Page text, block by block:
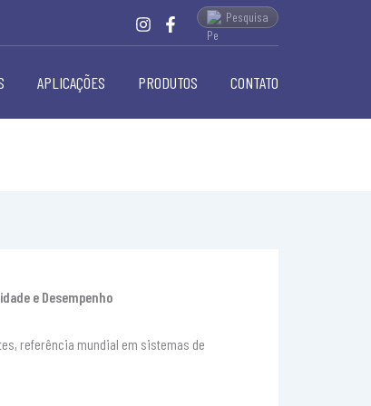
Pesquisa
APLICAÇÕES PRODUTOS CONTATO
e Desempenho
referência mundial em sistemas de